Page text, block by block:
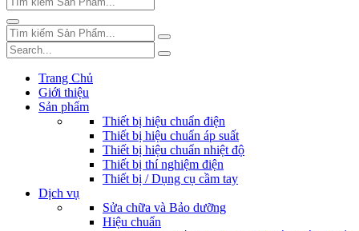
Trang Chủ
Giới thiệu
Sản phẩm
Thiết bị hiệu chuẩn điện
Thiết bị hiệu chuẩn áp suất
Thiết bị hiệu chuẩn nhiệt độ
Thiết bị thí nghiệm điện
Thiết bị / Dụng cụ cầm tay
Dịch vụ
Sửa chữa và Bảo dưỡng
Hiệu chuẩn